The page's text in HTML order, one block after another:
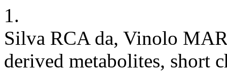
1.
Silva RCA da, Vinolo
derived metabolites, short